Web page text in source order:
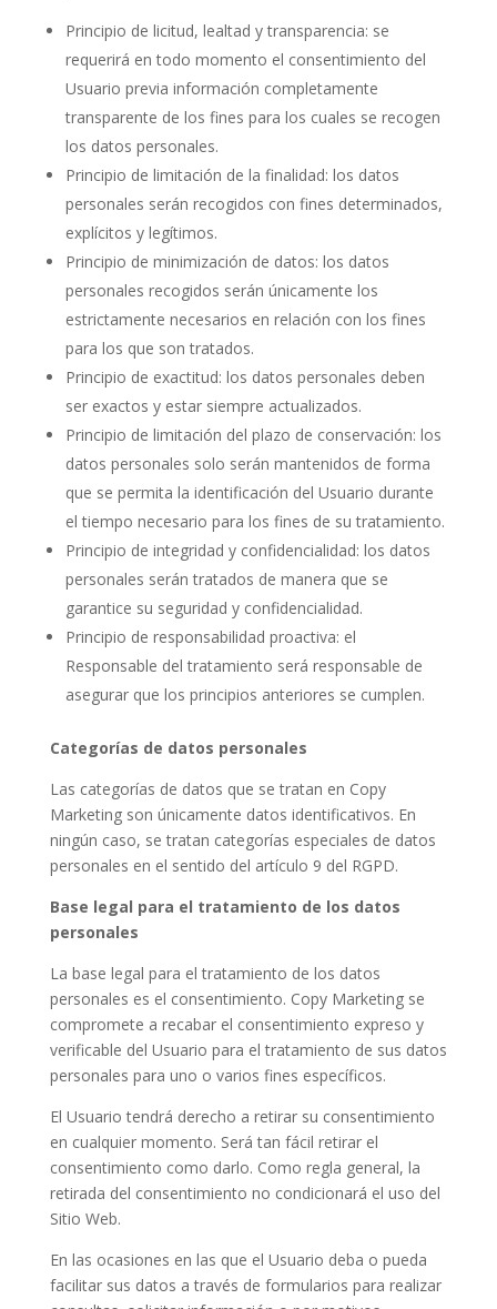
Principio de licitud, lealtad y transparencia: se
requerirá en todo momento el consentimiento del
Usuario previa información completamente
transparente de los fines para los cuales se recogen
los datos personales.
Principio de limitación de la finalidad: los datos
personales serán recogidos con fines determinados,
explícitos y legítimos.
Principio de minimización de datos: los datos
personales recogidos serán únicamente los
estrictamente necesarios en relación con los fines
para los que son tratados.
Principio de exactitud: los datos personales deben
ser exactos y estar siempre actualizados.
Principio de limitación del plazo de conservación: los
datos personales solo serán mantenidos de forma
que se permita la identificación del Usuario durante
el tiempo necesario para los fines de su tratamiento.
Principio de integridad y confidencialidad: los datos
personales serán tratados de manera que se
garantice su seguridad y confidencialidad.
Principio de responsabilidad proactiva: el
Responsable del tratamiento será responsable de
asegurar que los principios anteriores se cumplen.
Categorías de datos personales
Las categorías de datos que se tratan en Copy
Marketing son únicamente datos identificativos. En
ningún caso, se tratan categorías especiales de datos
personales en el sentido del artículo 9 del RGPD.
Base legal para el tratamiento de los datos
personales
La base legal para el tratamiento de los datos
personales es el consentimiento. Copy Marketing se
compromete a recabar el consentimiento expreso y
verificable del Usuario para el tratamiento de sus datos
personales para uno o varios fines específicos.
El Usuario tendrá derecho a retirar su consentimiento
en cualquier momento. Será tan fácil retirar el
consentimiento como darlo. Como regla general, la
retirada del consentimiento no condicionará el uso del
Sitio Web.
En las ocasiones en las que el Usuario deba o pueda
facilitar sus datos a través de formularios para realizar